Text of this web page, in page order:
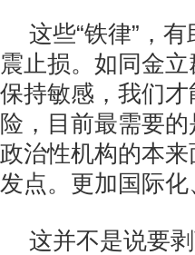
这些“铁律”，
震止损。如同金
保持敏感，我们
险，目前最需要
政治性机构的本
发点。更加国际
这并不是说要